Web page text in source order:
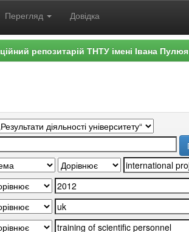
Перегляд Довідка
репозитарій ТНТУ імені Івана Пулюя